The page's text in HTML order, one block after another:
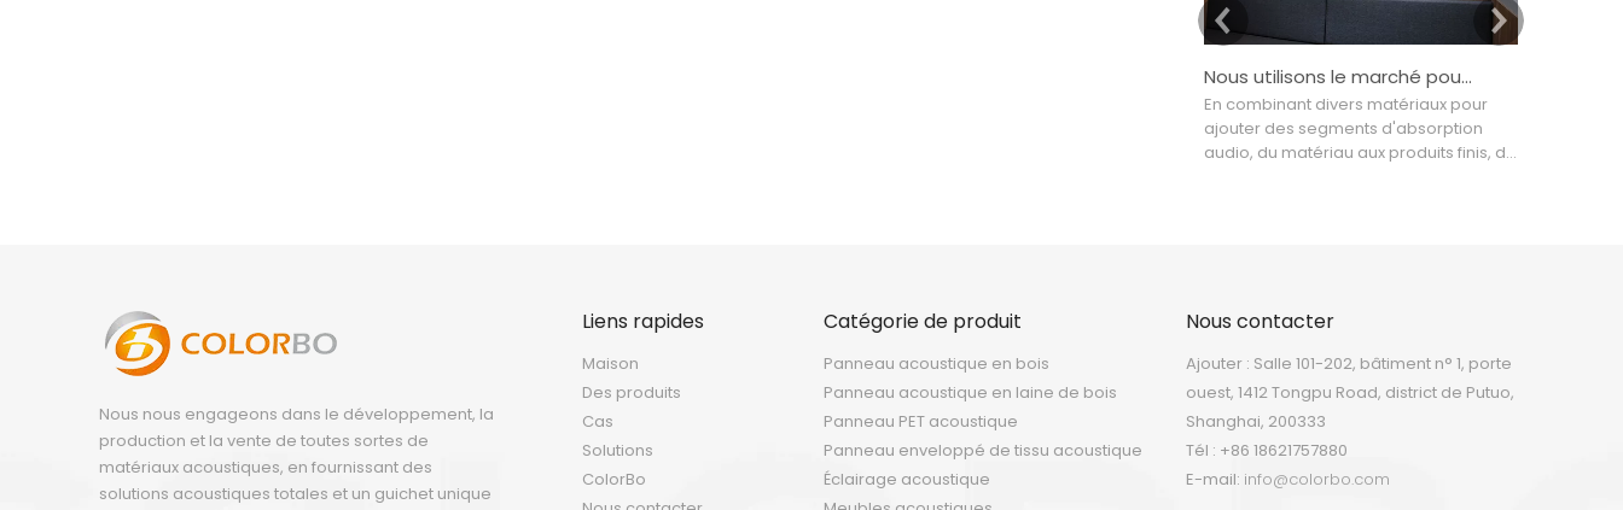
Nous utilisons le marché pour piloter la conception, la conception pour améliorer la technologie
En combinant divers matériaux pour
ajouter des segments d'absorption
audio, du matériau aux produits finis, de
modèle final dans l'acoustique
Nous nous engageons dans le développement, la
production et la vente de toutes sortes de
matériaux acoustiques, en fournissant des
solutions acoustiques totales et un guichet unique
Liens rapides
Maison
Des produits
Cas
Solutions
ColorBo
Catégorie de produit
Panneau acoustique en bois
Panneau acoustique en laine de bois
Panneau PET acoustique
Panneau enveloppé de tissu acoustique
Éclairage acoustique
Nous contacter
Ajouter : Salle 101-202, bâtiment n° 1, porte
ouest, 1412 Tongpu Road, district de Putuo,
Shanghai, 200333
Tél : +86 18621757880
E-mail: info@colorbo.com